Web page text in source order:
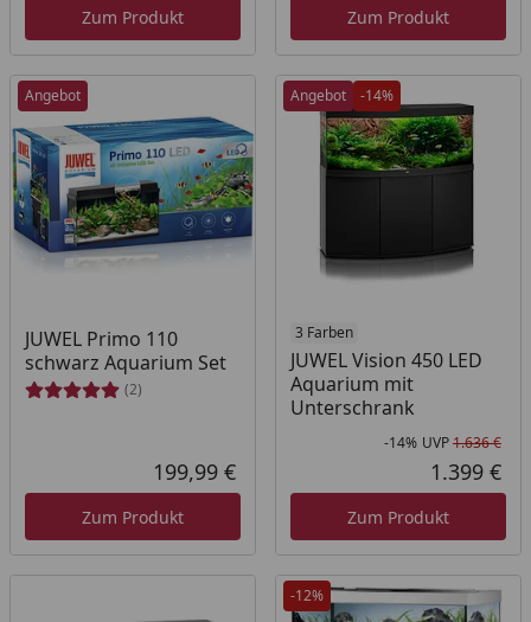
Zum Produkt Zum Produkt
Angebot
JUWEL Primo 110
schwarz Aquarium Set
(2)
Aktueller Preis
199,99 €
Zum Produkt
Angebot -14%
3 Farben
JUWEL Vision 450 LED
Aquarium mit
Unterschrank
-14% UVP1.636 €
1.399 €
Zum Produkt
-12%